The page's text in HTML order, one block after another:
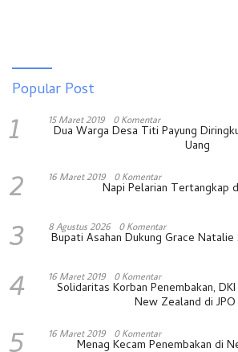
Popular Post
1 15 Maret 2019 0 Komentar
Dua Warga Desa Titi Payung
Uang
2 16 Maret 2019 0 Komentar
Napi Pelarian Tertangkap
3 8 Agustus 2026 0 Komentar
Bupati Asahan Dukung Grace
4 16 Maret 2019 0 Komentar
Solidaritas Korban Penembakan,
New Zealand di JPO
16 Maret 2019 0 Komentar
Menag Kecam Penembakan di